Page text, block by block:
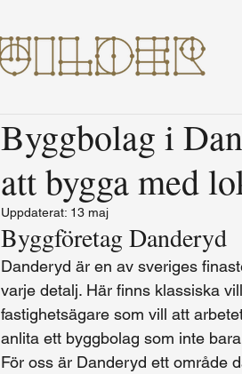
Byggbolag i
att bygga med
Uppdaterat: 13 maj
Byggföretag Danderyd
Danderyd är en av sveriges
varje detalj. Här finns klassiska
fastighetsägare som vill att
anlita ett byggbolag som inte
För oss är Danderyd ett område